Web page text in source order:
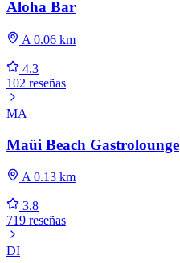
Aloha Bar
A 0.06 km
4.3
102 reseñas
MA
Maüi Beach Gastrolounge
A 0.13 km
3.8
719 reseñas
DI